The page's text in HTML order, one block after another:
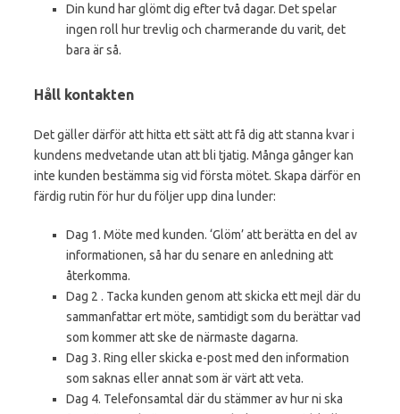
Din kund har glömt dig efter två dagar. Det spelar
ingen roll hur trevlig och charmerande du varit, det
bara är så.
Håll kontakten
Det gäller därför att hitta ett sätt att få dig att stanna kvar i
kundens medvetande utan att bli tjatig. Många gånger kan
inte kunden bestämma sig vid första mötet. Skapa därför en
färdig rutin för hur du följer upp dina lunder:
Dag 1. Möte med kunden. ‘Glöm’ att berätta en del av
informationen, så har du senare en anledning att
återkomma.
Dag 2 . Tacka kunden genom att skicka ett mejl där du
sammanfattar ert möte, samtidigt som du berättar vad
som kommer att ske de närmaste dagarna.
Dag 3. Ring eller skicka e-post med den information
som saknas eller annat som är värt att veta.
Dag 4. Telefonsamtal där du stämmer av hur ni ska